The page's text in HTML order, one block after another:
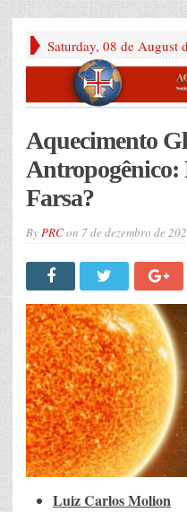
Saturday, 08 de August
Aquecimento
Antropogênico:
Farsa?
ByPRCon 7 de dezembro de
Luiz Carlos Molion